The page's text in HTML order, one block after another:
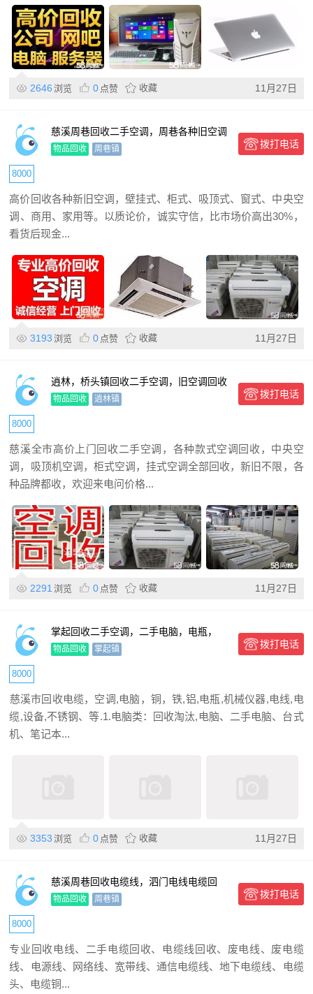
2646 浏览 0 点赞 收藏 11月27日
慈溪周巷回收二手空调，周巷各种旧空调
回收，中央空调回收
物品回收 周巷镇 拨打电话
8000
高价回收各种新旧空调，壁挂式、柜式、吸顶式、窗式、​‌‌中央空
调、商用、家用等。以质论价，诚实守信，比市场价高出30%，
看货后现金...
3193 浏览 0 点赞 收藏 11月27日
逍林，桥头镇回收二手空调，旧空调回收
匡堰回收各种空调
物品回收 逍林镇 拨打电话
8000
慈溪全市高价上门回收二手空调，各种款式空调回收，中央空
调，吸顶机空调，柜式空调，挂式空调全部回收，新旧不限，各
种品牌都收，欢迎来电问价格...
2291 浏览 0 点赞 收藏 11月27日
掌起回收二手空调，二手电脑，电瓶，
ups大量回收
物品回收 掌起镇 拨打电话
8000
​慈溪市回收电缆，空调,电脑，铜，铁,铝,电瓶,机械仪器,电线,电
缆,设备,不锈钢、等.1.电脑类：回收淘汰,电脑、二手电脑、台式
机、笔记本...
3353 浏览 0 点赞 收藏 11月27日
慈溪周巷回收电缆线，泗门电线电缆回
收，余姚电缆回收
物品回收 周巷镇 拨打电话
8000
专业回收电线、二手电缆回收、电缆线回收、废电线、废电缆
线、电源线、网络线、宽带线、通信电缆线、地下电缆线、电缆
头、电缆铜...